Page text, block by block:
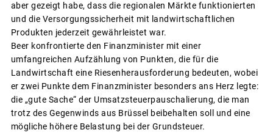
aber gezeigt habe, dass die regionalen Märkte funktionierten
und die Versorgungssicherheit mit landwirtschaftlichen
Produkten jederzeit gewährleistet war.
Beer konfrontierte den Finanzminister mit einer
umfangreichen Aufzählung von Punkten, die für die
Landwirtschaft eine Riesenherausforderung bedeuten, wobei
er zwei Punkte dem Finanzminister besonders ans Herz legte:
die „gute Sache“ der Umsatzsteuerpauschalierung, die man
trotz des Gegenwinds aus Brüssel beibehalten soll und eine
mögliche höhere Belastung bei der Grundsteuer.